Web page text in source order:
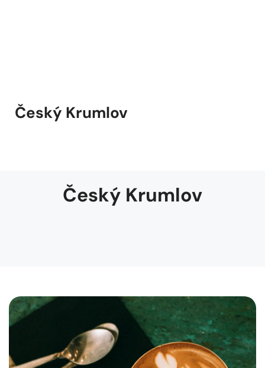
Český Krumlov
Český Krumlov